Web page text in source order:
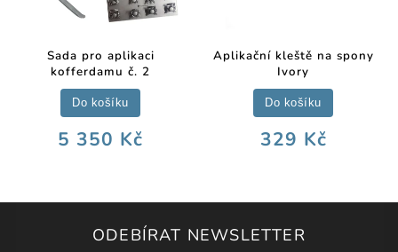
Sada pro aplikaci
kofferdamu č. 2
5 350 Kč
Do košíku
Aplikační kleště na spony
Ivory
329 Kč
Do košíku
ODEBÍRAT NEWSLETTER